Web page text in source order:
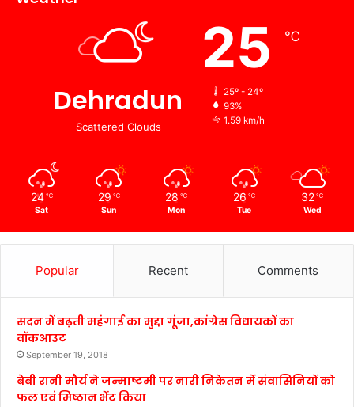
Dehradun
Scattered Clouds
25 ℃
25º - 24º
93%
1.59 km/h
24 ℃
Sat
29 ℃
Sun
28 ℃
Mon
26 ℃
Tue
32 ℃
Wed
Popular Recent Comments
सदन में बढ़ती महंगाई का मुद्दा गूंजा,कांग्रेस विधायकों का
वॉकआउट
September 19, 2018
बेबी रानी मौर्य ने जन्माष्टमी पर नारी निकेतन में संवासिनियों को
फल एवं मिष्ठान भेंट किया